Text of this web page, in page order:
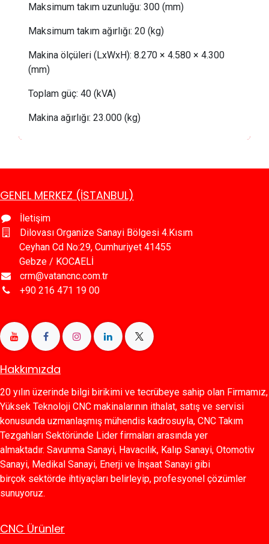
Maksimum takım uzunluğu: 300 (mm)
Maksimum takım ağırlığı: 20 (kg)
Makina ölçüleri (LxWxH): 8.270 × 4.580 × 4.300
(mm)
Toplam güç: 40 (kVA)
Makina ağırlığı: 23.000 (kg)
GENEL MERKEZ (İSTANBUL)
İletişim
Dilovası Organize Sanayi Bölgesi 4.Kısım
Ceyhan Cd No:29, Cumhuriyet 41455
Gebze / KOCAELİ
crm@vatancnc.com.tr
+90 216 471 19 00
Hakkımızda
20 yılın üzerinde bilgi birikimi ve tecrübeye sahip olan Firmamız,
Yüksek Teknoloji CNC makinalarının ithalat, satış ve servisi
konusunda uzmanlaşmış mühendis kadrosuyla, CNC Takım
Tezgahları Sektöründe Lider firmaları arasında yer
almaktadır. Savunma Sanayi, Havacılık, Kalıp Sanayi, Otomotiv
Sanayi, Medikal Sanayi, Enerji ve İnşaat Sanayi gibi
birçok sektörde ihtiyaçları belirleyip, profesyonel çözümler
sunuyoruz.
CNC Ürünler